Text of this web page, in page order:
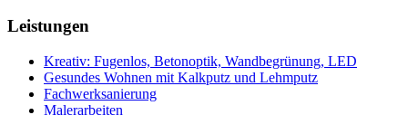
Leistungen
Kreativ: Fugenlos, Betonoptik, Wandbegrünung, LED
Gesundes Wohnen mit Kalkputz und Lehmputz
Fachwerksanierung
Malerarbeiten